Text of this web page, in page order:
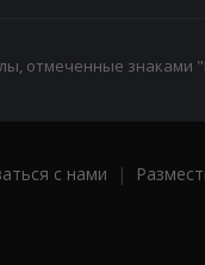
отмеченные знаками
с нами |